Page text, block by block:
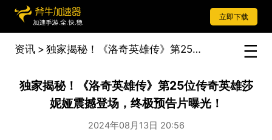
立即下载
资讯 > 独家揭秘！《洛奇英雄传》第25位传奇英雄莎妮娅震撼登场，终极预告片曝光！
独家揭秘！《洛奇英雄传》第25位传奇英雄莎
妮娅震撼登场，终极预告片曝光！
2024年08月13日 20:56